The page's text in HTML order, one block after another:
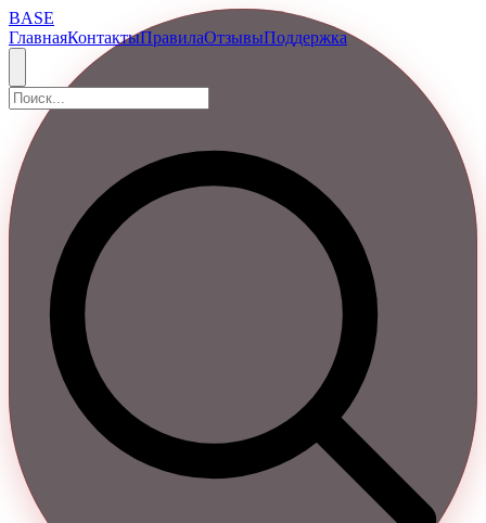
BASE
ГлавнаяКонтактыПравилаОтзывыПоддержка